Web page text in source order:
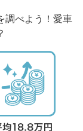
調べよう！愛車